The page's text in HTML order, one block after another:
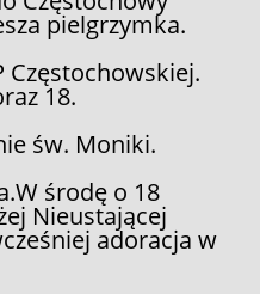
pielgrzymka.
Częstochowskiej.
18.
św. Moniki.
środę o 18
Nieustającej
adoracja w